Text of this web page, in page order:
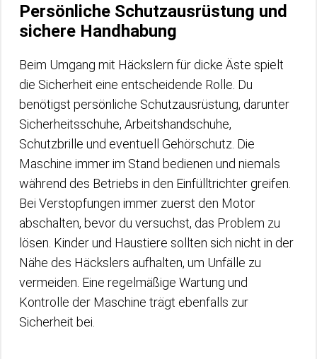
Persönliche Schutzausrüstung und
sichere Handhabung
Beim Umgang mit Häckslern für dicke Äste spielt
die Sicherheit eine entscheidende Rolle. Du
benötigst persönliche Schutzausrüstung, darunter
Sicherheitsschuhe, Arbeitshandschuhe,
Schutzbrille und eventuell Gehörschutz. Die
Maschine immer im Stand bedienen und niemals
während des Betriebs in den Einfülltrichter greifen.
Bei Verstopfungen immer zuerst den Motor
abschalten, bevor du versuchst, das Problem zu
lösen. Kinder und Haustiere sollten sich nicht in der
Nähe des Häckslers aufhalten, um Unfälle zu
vermeiden. Eine regelmäßige Wartung und
Kontrolle der Maschine trägt ebenfalls zur
Sicherheit bei.